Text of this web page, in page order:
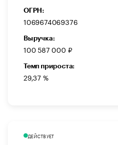
ОГРН:
1069674069376
Выручка:
100 587 000 ₽
Темп прироста:
29,37 %
ДЕЙСТВУЕТ